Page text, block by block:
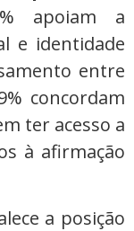
apoiam a
e identidade
entre
concordam
ter acesso a
à afirmação
a posição